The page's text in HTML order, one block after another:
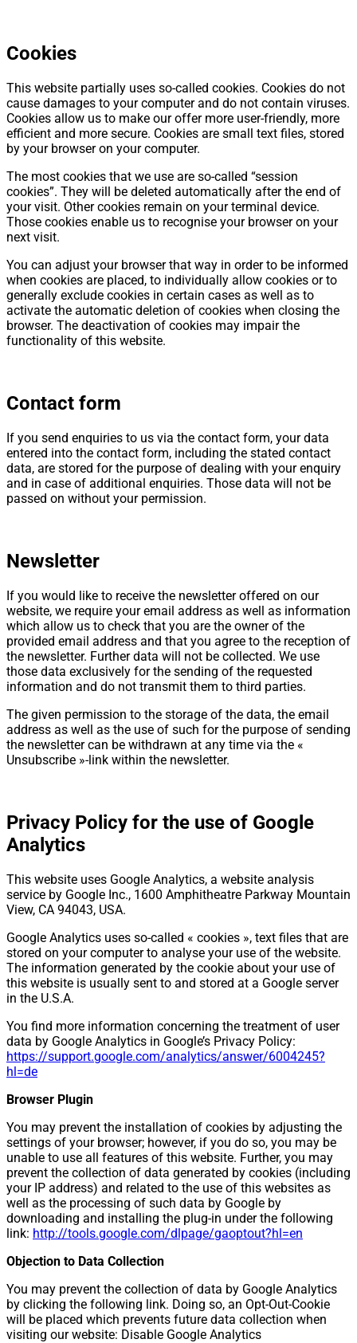
Cookies
This website partially uses so-called cookies. Cookies do not
cause damages to your computer and do not contain viruses.
Cookies allow us to make our offer more user-friendly, more
efficient and more secure. Cookies are small text files, stored
by your browser on your computer.
The most cookies that we use are so-called “session
cookies”. They will be deleted automatically after the end of
your visit. Other cookies remain on your terminal device.
Those cookies enable us to recognise your browser on your
next visit.
You can adjust your browser that way in order to be informed
when cookies are placed, to individually allow cookies or to
generally exclude cookies in certain cases as well as to
activate the automatic deletion of cookies when closing the
browser. The deactivation of cookies may impair the
functionality of this website.
Contact form
If you send enquiries to us via the contact form, your data
entered into the contact form, including the stated contact
data, are stored for the purpose of dealing with your enquiry
and in case of additional enquiries. Those data will not be
passed on without your permission.
Newsletter
If you would like to receive the newsletter offered on our
website, we require your email address as well as information
which allow us to check that you are the owner of the
provided email address and that you agree to the reception of
the newsletter. Further data will not be collected. We use
those data exclusively for the sending of the requested
information and do not transmit them to third parties.
The given permission to the storage of the data, the email
address as well as the use of such for the purpose of sending
the newsletter can be withdrawn at any time via the «
Unsubscribe »-link within the newsletter.
Privacy Policy for the use of Google
Analytics
This website uses Google Analytics, a website analysis
service by Google Inc., 1600 Amphitheatre Parkway Mountain
View, CA 94043, USA.
Google Analytics uses so-called « cookies », text files that are
stored on your computer to analyse your use of the website.
The information generated by the cookie about your use of
this website is usually sent to and stored at a Google server
in the U.S.A.
You find more information concerning the treatment of user
data by Google Analytics in Google’s Privacy Policy:
https://support.google.com/analytics/answer/6004245?
hl=de
Browser Plugin
You may prevent the installation of cookies by adjusting the
settings of your browser; however, if you do so, you may be
unable to use all features of this website. Further, you may
prevent the collection of data generated by cookies (including
your IP address) and related to the use of this websites as
well as the processing of such data by Google by
downloading and installing the plug-in under the following
link: http://tools.google.com/dlpage/gaoptout?hl=en
Objection to Data Collection
You may prevent the collection of data by Google Analytics
by clicking the following link. Doing so, an Opt-Out-Cookie
will be placed which prevents future data collection when
visiting our website: Disable Google Analytics